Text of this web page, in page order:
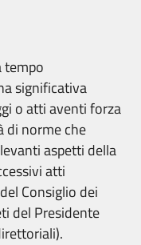
tempo
significativa
o atti aventi forza
di norme che
aspetti della
atti
Consiglio dei
del Presidente